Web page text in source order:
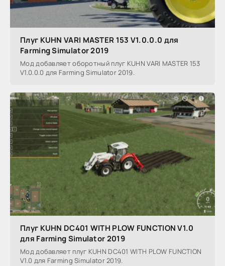
Плуг KUHN VARI MASTER 153 V1.0.0.0 для
Farming Simulator 2019
Мод добавляет оборотный плуг KUHN VARI MASTER 153
V1.0.0.0 для Farming Simulator 2019.
Плуг KUHN DC401 WITH PLOW FUNCTION V1.0
для Farming Simulator 2019
Мод добавляет плуг KUHN DC401 WITH PLOW FUNCTION
V1.0 для Farming Simulator 2019.